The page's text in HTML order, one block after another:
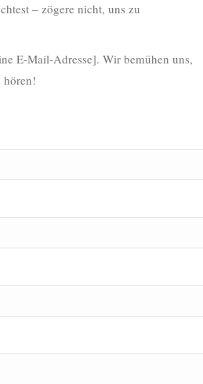
– zögere nicht, uns zu
E-Mail-Adresse]. Wir bemühen uns,
hören!